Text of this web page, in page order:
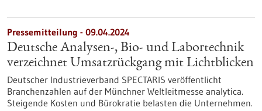
Pressemitteilung - 09.04.2024
Deutsche Analysen-, Bio- und Labortechnik
verzeichnet Umsatzrückgang mit Lichtblicken
Deutscher Industrieverband SPECTARIS veröffentlicht
Branchenzahlen auf der Münchner Weltleitmesse analytica.
Steigende Kosten und Bürokratie belasten die Unternehmen.